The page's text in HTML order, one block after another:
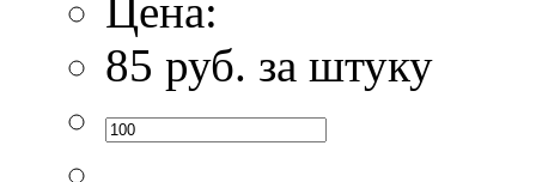
Цена:
85 руб. за штуку